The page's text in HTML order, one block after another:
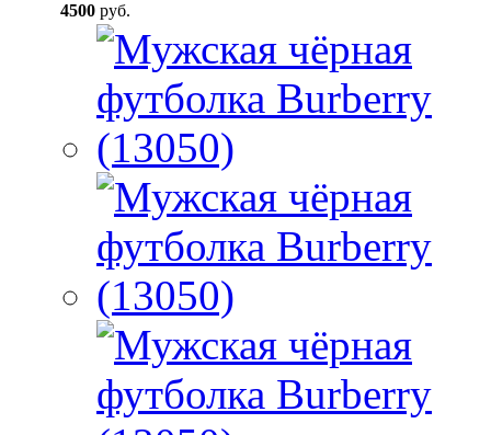
4500 руб.